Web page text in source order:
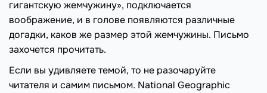
гигантскую жемчужину», подключается
воображение, и в голове появляются различные
догадки, каков же размер этой жемчужины. Письмо
захочется прочитать.
Если вы удивляете темой, то не разочаруйте
читателя и самим письмом. National Geographic